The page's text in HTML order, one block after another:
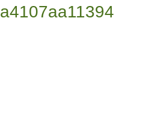
a4107aa11394